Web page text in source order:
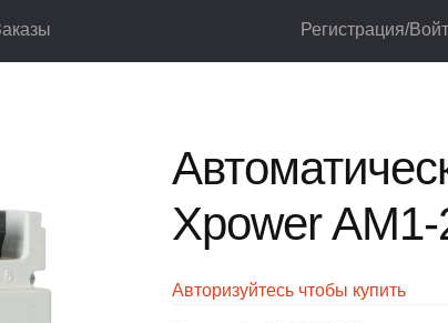
Регистрация/
Автоматические выключатели установочные
Xpower
Авторизуйтесь чтобы купить